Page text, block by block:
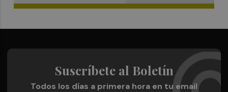
Suscríbete al Boletín
Todos los días a primera hora en tu email